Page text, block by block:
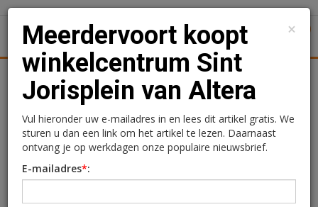
Uitgelicht Achtergronden Woningmarkt
Meerdervoort koopt
winkelcentrum Sint
Jorisplein van Altera
×
Meerdervoort koopt
winkelcentrum Sint
Jorisplein van Altera
Vul hieronder uw e-mailadres in en lees dit artikel gratis. We
sturen u dan een link om het artikel te lezen. Daarnaast
ontvang je op werkdagen onze populaire nieuwsbrief.
E-mailadres*: